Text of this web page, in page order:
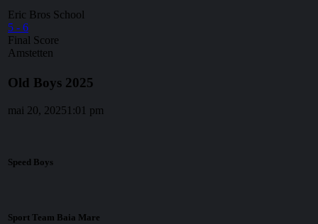
Eric Bros School
5 - 6
Final Score
Amstetten
Old Boys 2025
mai 20, 2025 1:01 pm
Speed Boys
Sport Team Baia Mare